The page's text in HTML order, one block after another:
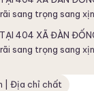
sang trọng sang
404 XÃ ĐÀN
sang trọng sang
| Địa chỉ chất